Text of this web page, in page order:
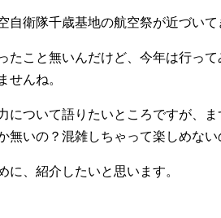
衛隊千歳基地の航空祭が近づいて
こと無いんだけど、今年は行っ
せんね。
ついて語りたいところですが、
無いの？混雑しちゃって楽しめない
に、紹介したいと思います。